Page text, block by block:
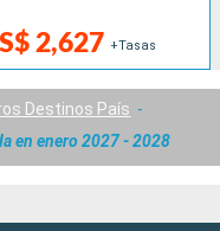
2,627 +Tasas
Destinos País
en enero 2027 - 2028